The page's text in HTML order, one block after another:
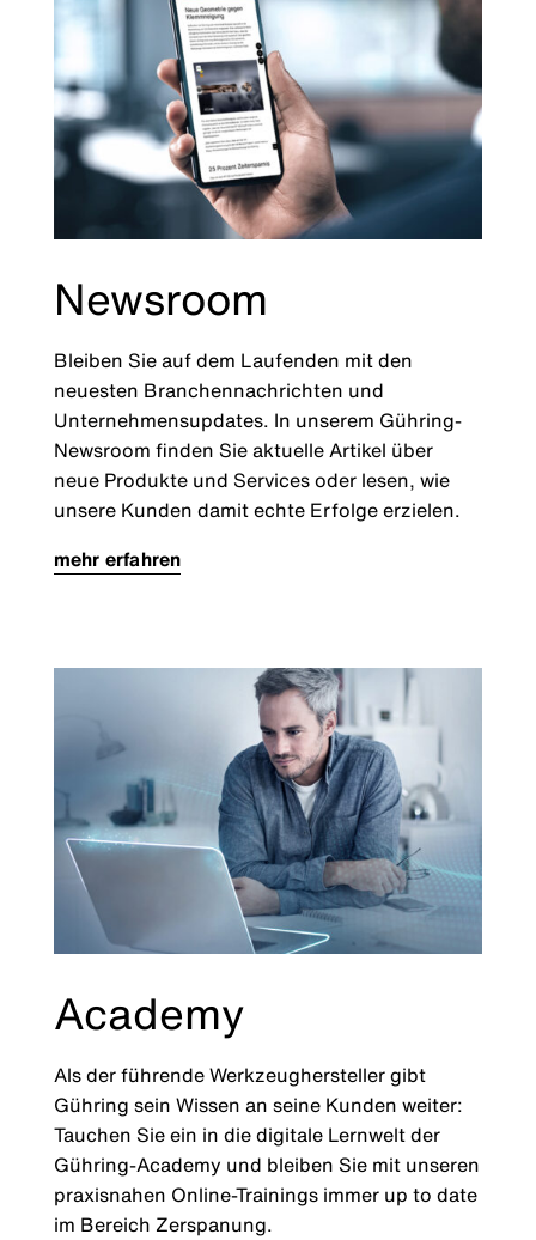
Newsroom
Bleiben Sie auf dem Laufenden mit den
neuesten Branchennachrichten und
Unternehmensupdates. In unserem Gühring-
Newsroom finden Sie aktuelle Artikel über
neue Produkte und Services oder lesen, wie
unsere Kunden damit echte Erfolge erzielen.
mehr erfahren
Academy
Als der führende Werkzeughersteller gibt
Gühring sein Wissen an seine Kunden weiter:
Tauchen Sie ein in die digitale Lernwelt der
Gühring-Academy und bleiben Sie mit unseren
praxisnahen Online-Trainings immer up to date
im Bereich Zerspanung.